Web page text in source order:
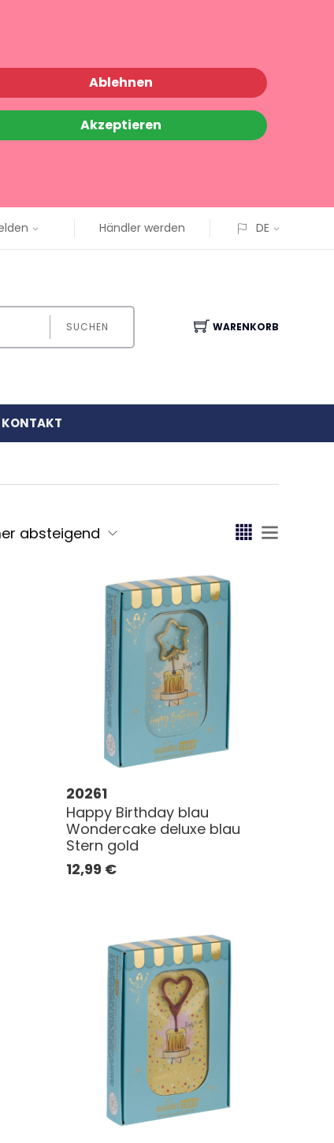
Ablehnen
Akzeptieren
Händler werden DE
SUCHEN WARENKORB
KONTAKT
20261
Happy Birthday blau
Wondercake deluxe blau
Stern gold
12,99 €